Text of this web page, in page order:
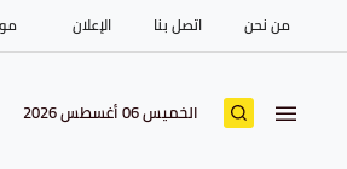
من نحن اتصل بنا الإعلان
الخميس 06 أغسطس 2026